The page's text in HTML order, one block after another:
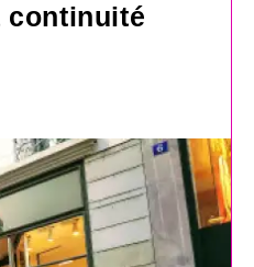
continuité